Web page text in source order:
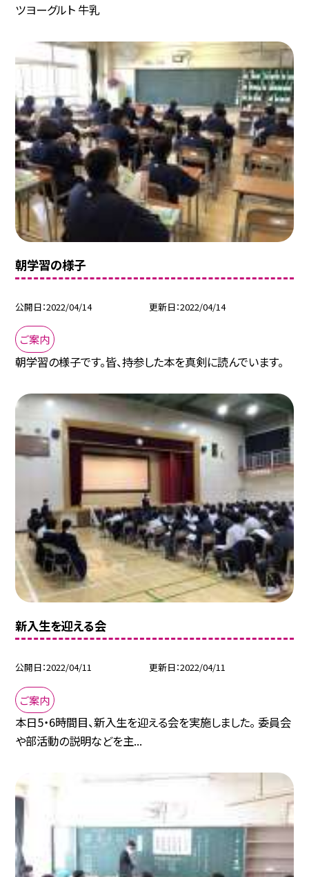
ツヨーグルト 牛乳
朝学習の様子
公開日 2022/04/14 更新日 2022/04/14
ご案内
朝学習の様子です。皆、持参した本を真剣に読んでいます。
新入生を迎える会
公開日 2022/04/11 更新日 2022/04/11
ご案内
本日5・6時間目、新入生を迎える会を実施しました。 委員会
や部活動の説明などを主...